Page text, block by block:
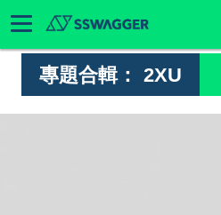
專題合輯： 2XU